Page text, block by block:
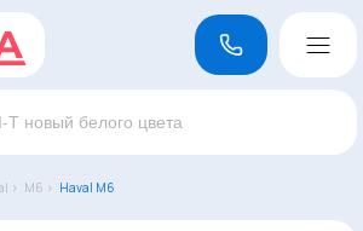
› M6 › Haval M6